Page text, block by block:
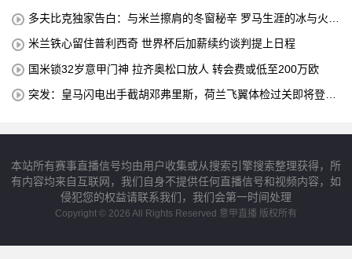
多夫比克独家告白：与米兰擦肩的冬窗秘辛 罗马生涯的冰与火之
米兰铁心留住普利西奇 世界杯后加薪续约谈判提上日程
国米锁32岁意甲门神 拉齐奥松口放人 转会费或低至200万欧
突发：皇马闪电出手截胡邓弗里斯，荷兰飞翼体检过关即将登陆
本站所有赛事直播信号均由用户收集或从搜索引擎搜索整理获得，所
有内容均来自互联网，我们自身不提供任何直播信号和视频内容，如
侵犯您的权益请联系我们，我们会第一时间处理
Copyright © 2026 All Rights Reserved 意甲直播 版权所有